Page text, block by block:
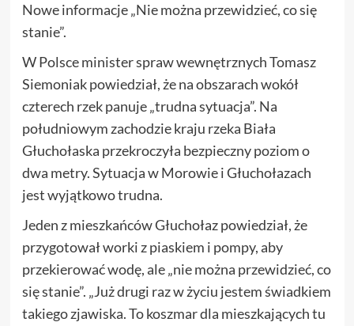
Nowe informacje „Nie można przewidzieć, co się
stanie”.
W Polsce minister spraw wewnętrznych Tomasz
Siemoniak powiedział, że na obszarach wokół
czterech rzek panuje „trudna sytuacja”. Na
południowym zachodzie kraju rzeka Biała
Głuchołaska przekroczyła bezpieczny poziom o
dwa metry. Sytuacja w Morowie i Głuchołazach
jest wyjątkowo trudna.
Jeden z mieszkańców Głuchołaz powiedział, że
przygotował worki z piaskiem i pompy, aby
przekierować wodę, ale „nie można przewidzieć, co
się stanie”. „Już drugi raz w życiu jestem świadkiem
takiego zjawiska. To koszmar dla mieszkających tu